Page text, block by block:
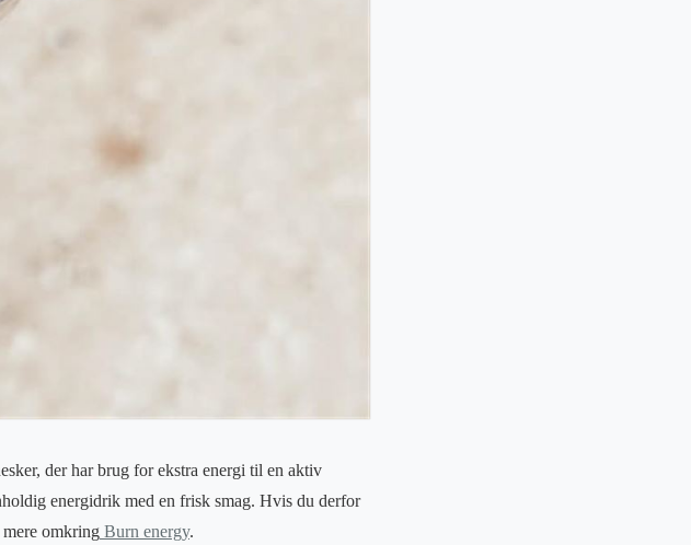
der har brug for ekstra energi til en aktiv
energidrik med en frisk smag. Hvis du derfor
omkring Burn energy.